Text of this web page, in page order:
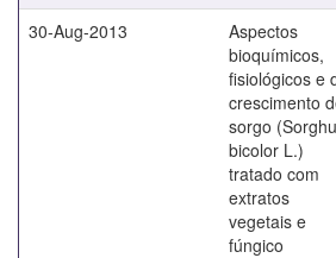
30-Aug-2013
Aspectos
bioquímicos,
fisiológicos e
crescimento
sorgo
bicolor L.)
tratado com
extratos
vegetais e
fúngico